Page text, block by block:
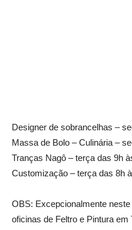
Designer de sobrancelhas –
Massa de Bolo – Culinária –
Tranças Nagô – terça das 9h
Customização – terça das 8h
OBS: Excepcionalmente
oficinas de Feltro e Pintura em